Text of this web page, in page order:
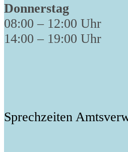
Donnerstag
08:00 – 12:00 Uhr
14:00 – 19:00 Uhr
Sprechzeiten